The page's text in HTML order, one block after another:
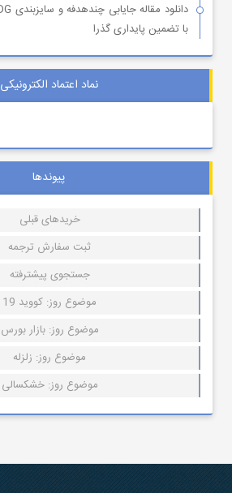
با تضمین پایداری گذرا
نماد اعتماد الکترونیکی
پیوندها
خریدهای قبلی
ثبت سفارش ترجمه
جستجوی پیشترفته
موضوع روز: کووید 19
موضوع روز: بازار بورس
موضوع روز: زلزله
موضوع روز: خشکسالی